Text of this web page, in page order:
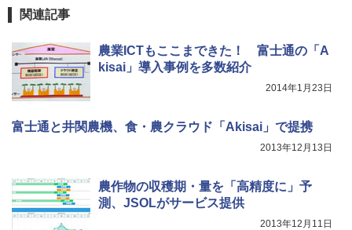
関連記事
農業ICTもここまできた！ 富士通の「A
kisai」導入事例を多数紹介
2014年1月23日
富士通と井関農機、食・農クラウド「Akisai」で提携
2013年12月13日
農作物の収穫期・量を「高精度に」予
測、JSOLがサービス提供
2013年12月11日